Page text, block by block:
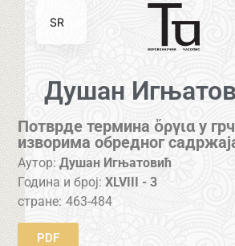
Душан
Потврде термина ὄργια у
изворима обредног
Аутор: Душан Игњатовић
Година и број:XLVIII - 3
стране: 463-484
PDF
SR
EN